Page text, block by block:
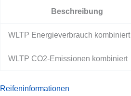
Beschreibung
WLTP Energieverbrauch kombiniert
WLTP CO2-Emissionen kombiniert
Reifeninformationen